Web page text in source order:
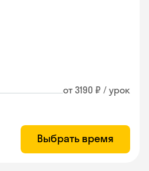
от 3190 ₽ / урок
Выбрать время